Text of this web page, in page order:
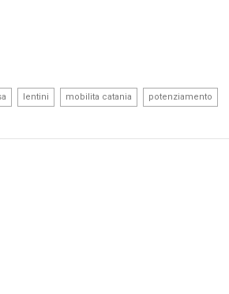
lentini mobilita catania potenziamento